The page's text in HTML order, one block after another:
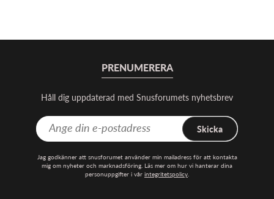
PRENUMERERA
Håll dig uppdaterad med Snusforumets nyhetsbrev
Skicka
Jag godkänner att snusforumet använder min mailadress för att kontakta
mig om nyheter och marknadsföring. Läs mer om hur vi hanterar dina
personuppgifter i vår integritetspolicy.